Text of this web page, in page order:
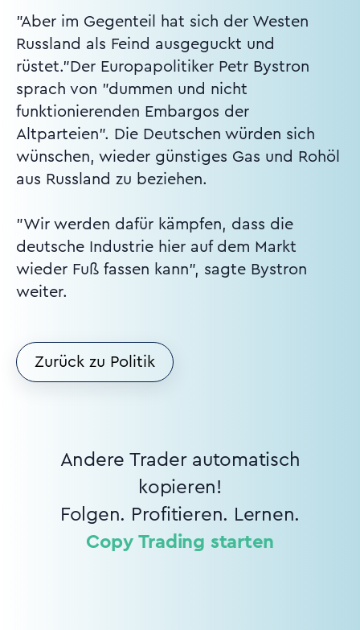
"Aber im Gegenteil hat sich der Westen
Russland als Feind ausgeguckt und
rüstet."Der Europapolitiker Petr Bystron
sprach von "dummen und nicht
funktionierenden Embargos der
Altparteien". Die Deutschen würden sich
wünschen, wieder günstiges Gas und Rohöl
aus Russland zu beziehen.
"Wir werden dafür kämpfen, dass die
deutsche Industrie hier auf dem Markt
wieder Fuß fassen kann", sagte Bystron
weiter.
Zurück zu Politik
Andere Trader automatisch
kopieren!
Folgen. Profitieren. Lernen.
Copy Trading starten